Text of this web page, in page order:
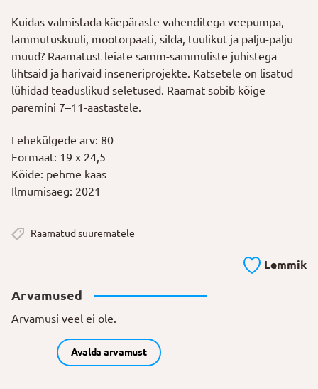
Kuidas valmistada käepäraste vahenditega veepumpa,
lammutuskuuli, mootorpaati, silda, tuulikut ja palju-palju
muud? Raamatust leiate samm-sammuliste juhistega
lihtsaid ja harivaid inseneriprojekte. Katsetele on lisatud
lühidad teaduslikud seletused. Raamat sobib kõige
paremini 7–11-aastastele.
Lehekülgede arv: 80
Formaat: 19 x 24,5
Köide: pehme kaas
Ilmumisaeg: 2021
Lemmik
Raamatud suurematele
Arvamused
Arvamusi veel ei ole.
Avalda arvamust